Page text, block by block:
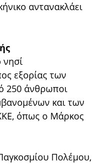
αντανακλάει
νησί
εξορίας των
250 άνθρωποι
και των
όπως ο Μάρκος
Πολέμου,